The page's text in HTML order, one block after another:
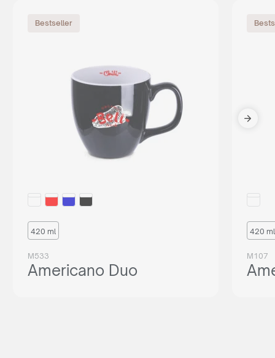
Bestseller
420 ml
M533
Americano Duo
420 ml
M107